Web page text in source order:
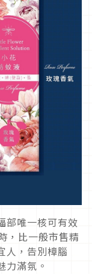
部唯一核可有效
，比一般市售精
人，告別樟腦
力滿氛。